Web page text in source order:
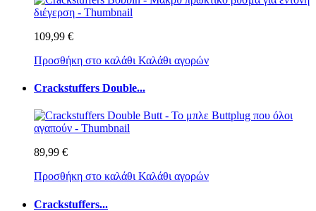
109,99 €
Προσθήκη στο καλάθι Καλάθι αγορών
Crackstuffers Double...
89,99 €
Προσθήκη στο καλάθι Καλάθι αγορών
Crackstuffers...